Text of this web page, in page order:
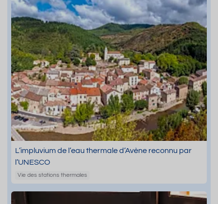
L’impluvium de l’eau thermale d’Avène reconnu par
l’UNESCO
Vie des stations thermales